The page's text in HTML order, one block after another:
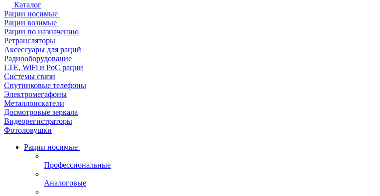
Каталог
Рации носимые
Рации возимые
Рации по назначению
Ретрансляторы
Аксессуары для раций
Радиооборудование
LTE, WiFi и PoC рации
Системы связи
Спутниковые телефоны
Электромегафоны
Металлоискатели
Досмотровые зеркала
Видеорегистраторы
Фотоловушки
Рации носимые
Профессиональные
Аналоговые